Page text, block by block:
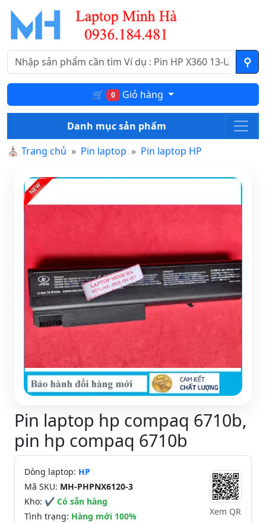
🛒 0 Giỏ hàng
Danh mục sản phẩm
⛪ Trang chủ Pin laptop Pin laptop HP
Pin laptop hp compaq 6710b,
pin hp compaq 6710b
Dòng laptop: HP
Mã SKU: MH-PHPNX6120-3
Kho: ✔ Có sẵn hàng
Tình trạng: Hàng mới 100% Xem QR